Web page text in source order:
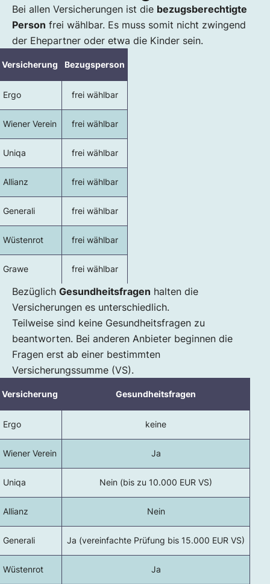
Bei allen Versicherungen ist die bezugsberechtigte
Person frei wählbar. Es muss somit nicht zwingend
der Ehepartner oder etwa die Kinder sein.
Versicherung Bezugsperson
Ergo frei wählbar
Wiener Verein frei wählbar
Uniqa frei wählbar
Allianz frei wählbar
Generali frei wählbar
Wüstenrot frei wählbar
Grawe frei wählbar
Bezüglich Gesundheitsfragen halten die
Versicherungen es unterschiedlich.
Teilweise sind keine Gesundheitsfragen zu
beantworten. Bei anderen Anbieter beginnen die
Fragen erst ab einer bestimmten
Versicherungssumme (VS).
Versicherung Gesundheitsfragen
Ergo keine
Wiener Verein Ja
Uniqa Nein (bis zu 10.000 EUR VS)
Allianz Nein
Generali Ja (vereinfachte Prüfung bis 15.000 EUR VS)
Wüstenrot Ja